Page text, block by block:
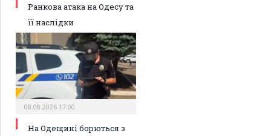
Ранкова атака на Одесу та
її наслідки
08.08.2026 17:00
На Одещині борються з